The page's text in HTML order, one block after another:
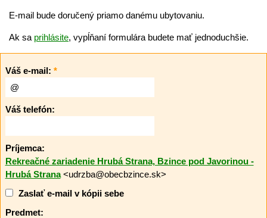
E-mail bude doručený priamo danému ubytovaniu.
Ak sa prihlásite, vypĺňaní formulára budete mať jednoduchšie.
Váš e-mail: *
Váš telefón:
Príjemca:
Rekreačné zariadenie Hrubá Strana, Bzince pod Javorinou -
Hrubá Strana<udrzba@obecbzince.sk>
Zaslať e-mail v kópii sebe
Predmet: